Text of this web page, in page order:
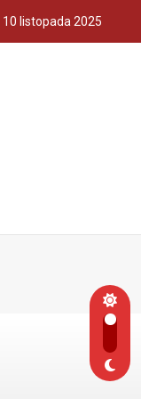
10 listopada 2025